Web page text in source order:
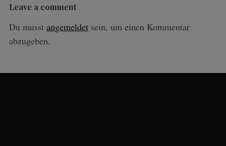
Leave a comment
Du musst angemeldetsein, um einen Kommentar
abzugeben.